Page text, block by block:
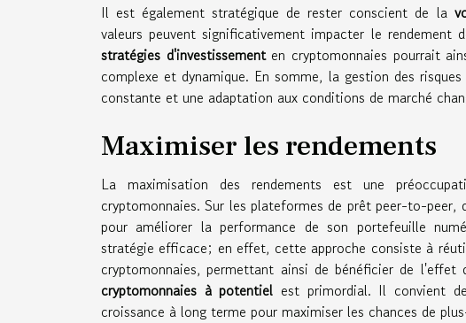
Il est également stratégique de rester conscient de la
valeurs peuvent significativement impacter le rendement
stratégies d'investissementen cryptomonnaies pourrait
complexe et dynamique. En somme, la gestion des
constante et une adaptation aux conditions de marché
Maximiser les rendements
La maximisation des rendements est une
cryptomonnaies. Sur les plateformes de prêt peer-to-peer,
pour améliorer la performance de son portefeuille
stratégie efficace; en effet, cette approche consiste à
cryptomonnaies, permettant ainsi de bénéficier de
cryptomonnaies à potentiel est primordial. Il convient
croissance à long terme pour maximiser les chances de